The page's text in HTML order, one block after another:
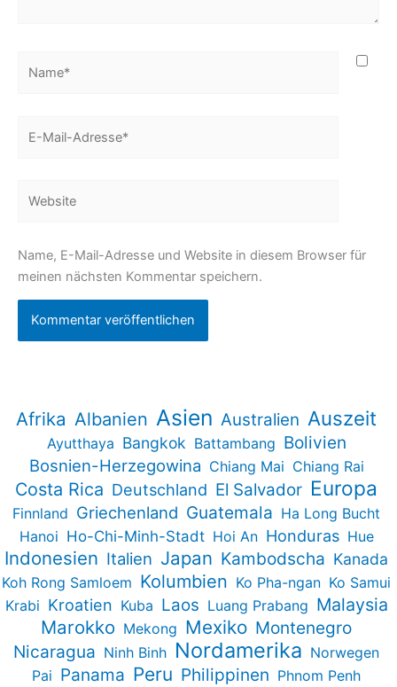
Mail-
Name, E-Mail-Adresse und Website in diesem Browser für
meinen nächsten Kommentar speichern.
Afrika Albanien Asien Australien Auszeit
Ayutthaya Bangkok Battambang Bolivien
Bosnien-Herzegowina Chiang Mai Chiang Rai
Costa Rica Deutschland El Salvador Europa
Finnland Griechenland Guatemala Ha Long Bucht
Hanoi Ho-Chi-Minh-Stadt Hoi An Honduras Hue
Indonesien Italien Japan Kambodscha Kanada
Koh Rong Samloem Kolumbien Ko Pha-ngan Ko Samui
Krabi Kroatien Kuba Laos Luang Prabang Malaysia
Marokko Mekong Mexiko Montenegro
Nicaragua Ninh Binh Nordamerika Norwegen
Pai Panama Peru Philippinen Phnom Penh